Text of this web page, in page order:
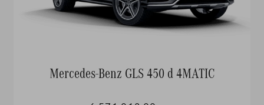
Mercedes-Benz GLS 450 d 4MATIC